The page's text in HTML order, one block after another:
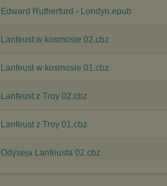
Edward Rutherfurd - Londyn.epub
Lanfeust w kosmosie 02.cbz
Lanfeust w kosmosie 01.cbz
Lanfeust z Troy 02.cbz
Lanfeust z Troy 01.cbz
Odyseja Lanfeusta 02.cbz